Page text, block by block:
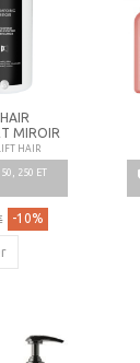
MIROIR
HAIR
250 ET
-10%